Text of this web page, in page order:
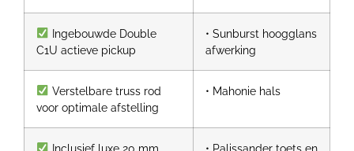
Ingebouwde Double
C1U actieve pickup
• Sunburst hoogglans
afwerking
Verstelbare truss rod
voor optimale afstelling
• Mahonie hals
Inclusief luxe 20 mm
• Palissander toets en